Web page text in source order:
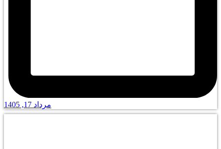
مرداد 17, 1405